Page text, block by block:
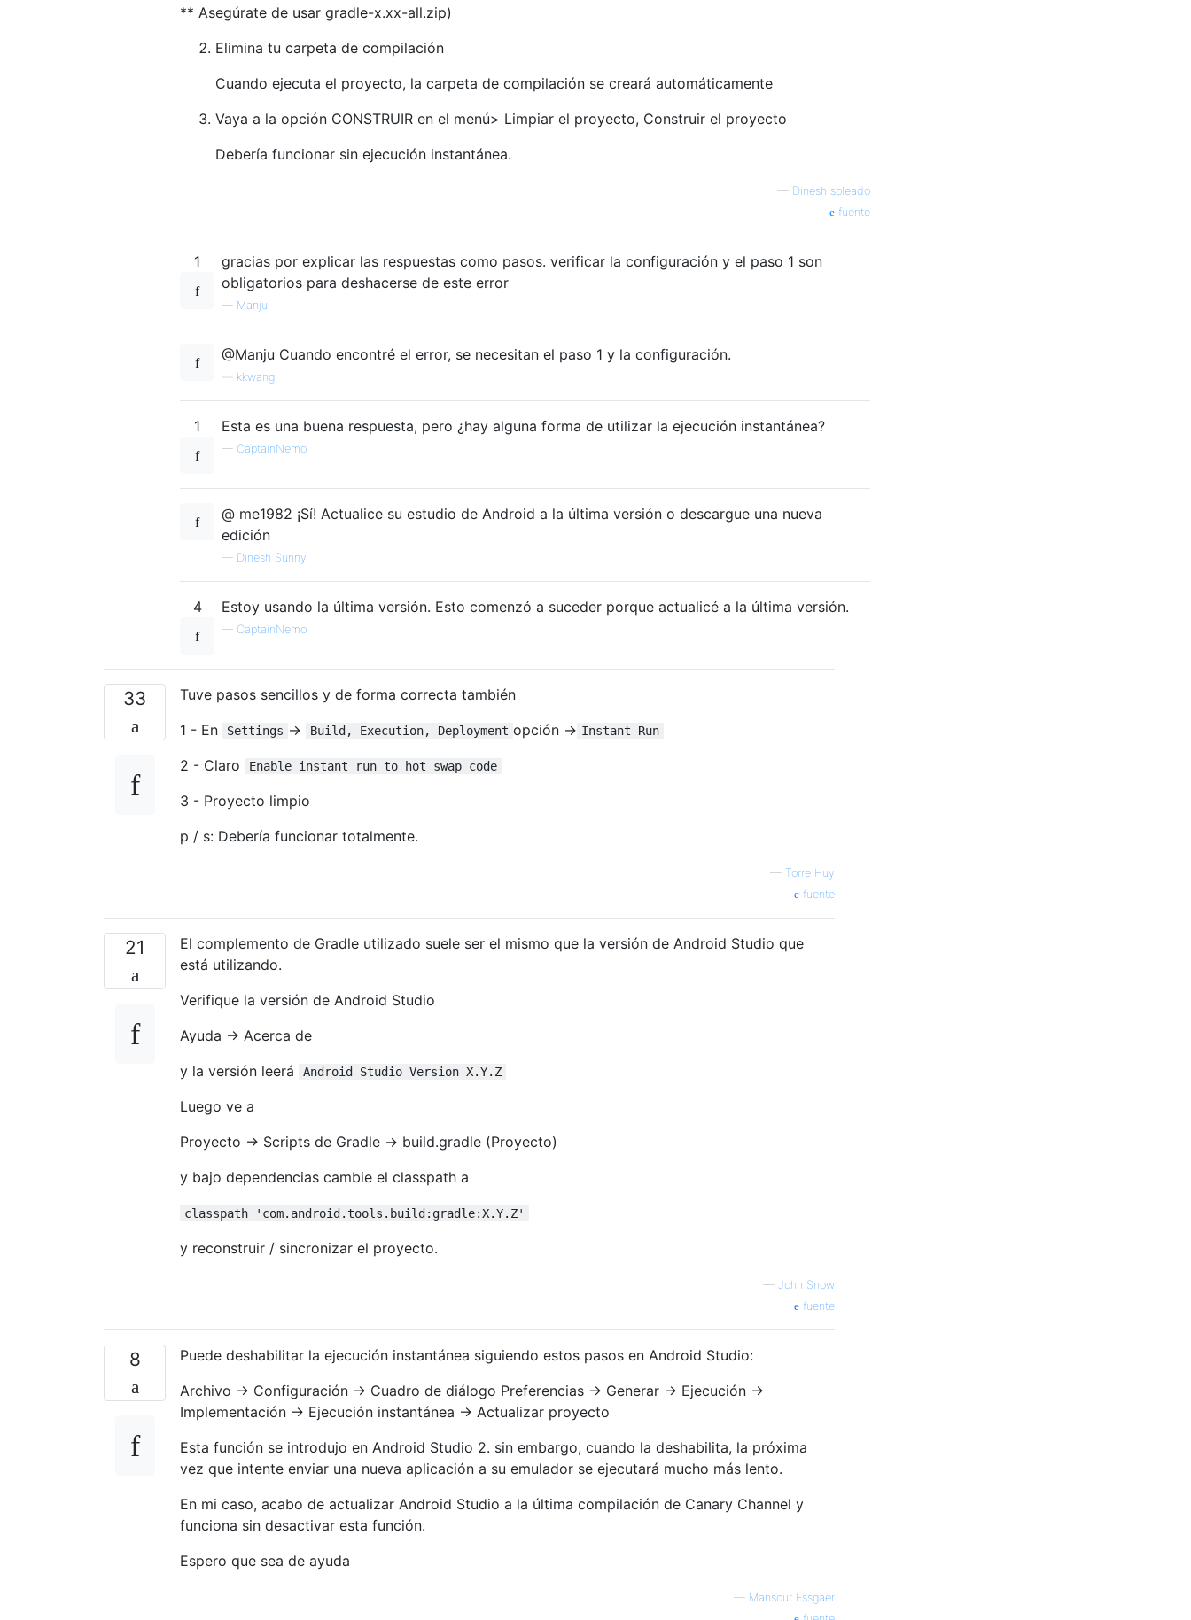
** Asegúrate de usar gradle-x.xx-all.zip)
Elimina tu carpeta de compilación
Cuando ejecuta el proyecto, la carpeta de compilación se creará automáticamente
Vaya a la opción CONSTRUIR en el menú> Limpiar el proyecto, Construir el proyecto
Debería funcionar sin ejecución instantánea.
— Dinesh soleado
fuente
1
gracias por explicar las respuestas como pasos. verificar la configuración y el paso 1 son
obligatorios para deshacerse de este error
— Manju
@Manju Cuando encontré el error, se necesitan el paso 1 y la configuración.
kkwang
1 Esta es una buena respuesta, pero ¿hay alguna forma de utilizar la ejecución instantánea?
— CaptainNemo
@ me1982 ¡Sí! Actualice su estudio de Android a la última versión o descargue una nueva
edición
— Dinesh Sunny
4 Estoy usando la última versión. Esto comenzó a suceder porque actualicé a la última versión.
— CaptainNemo
33
Tuve pasos sencillos y de forma correcta también
1 - En
Settings -> Build, Execution, Deployment opción -> Instant Run
2 - Claro Enable instant run to hot swap code
3 - Proyecto limpio
p / s: Debería funcionar totalmente.
— Torre Huy
fuente
21
El complemento de Gradle utilizado suele ser el mismo que la versión de Android Studio que
está utilizando.
Verifique la versión de Android Studio
Ayuda → Acerca de
y la versión leerá
Android Studio Version X.Y.Z
Luego ve a
Proyecto → Scripts de Gradle → build.gradle (Proyecto)
y bajo dependencias cambie el classpath a
classpath 'com.android.tools.build:gradle:X.Y.Z'
y reconstruir / sincronizar el proyecto.
— John Snow
fuente
8
Puede deshabilitar la ejecución instantánea siguiendo estos pasos en Android Studio:
Archivo → Configuración → Cuadro de diálogo Preferencias → Generar → Ejecución →
Implementación → Ejecución instantánea → Actualizar proyecto
Esta función se introdujo en Android Studio 2. sin embargo, cuando la deshabilita, la próxima
vez que intente enviar una nueva aplicación a su emulador se ejecutará mucho más lento.
En mi caso, acabo de actualizar Android Studio a la última compilación de Canary Channel y
funciona sin desactivar esta función.
Espero que sea de ayuda
— Mansour Essgaer